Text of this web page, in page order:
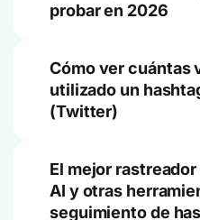
probar en 2026
Cómo ver cuántas
utilizado un
(Twitter)
El mejor
AI y otras
seguimiento de